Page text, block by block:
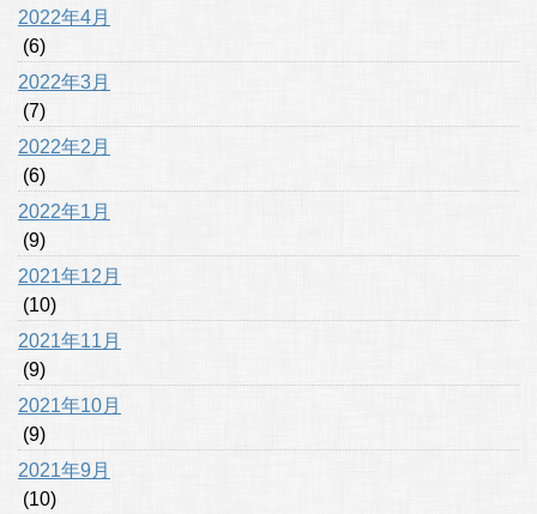
2022年4月
(6)
2022年3月
(7)
2022年2月
(6)
2022年1月
(9)
2021年12月
(10)
2021年11月
(9)
2021年10月
(9)
2021年9月
(10)